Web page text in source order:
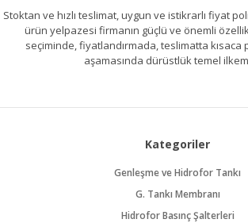
Stoktan ve hızlı teslimat, uygun ve istikrarlı fiyat
ürün yelpazesi firmanın güçlü ve önemli
seçiminde, fiyatlandırmada, teslimatta kısaca
aşamasında dürüstlük temel
Kategoriler
Genleşme ve Hidrofor Tankı
G. Tankı Membranı
Hidrofor Basınç Şalterleri